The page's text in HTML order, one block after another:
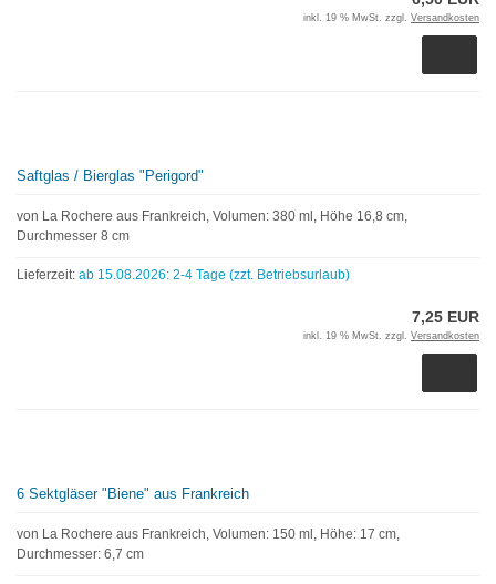
inkl. 19 % MwSt. zzgl. Versandkosten
Saftglas / Bierglas "Perigord"
von La Rochere aus Frankreich, Volumen: 380 ml, Höhe 16,8 cm,
Durchmesser 8 cm
Lieferzeit: ab 15.08.2026: 2-4 Tage (zzt. Betriebsurlaub)
7,25 EUR
inkl. 19 % MwSt. zzgl. Versandkosten
6 Sektgläser "Biene" aus Frankreich
von La Rochere aus Frankreich, Volumen: 150 ml, Höhe: 17 cm,
Durchmesser: 6,7 cm